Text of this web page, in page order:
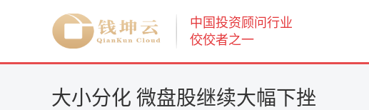
中国投资顾问行业
佼佼者之一
大小分化 微盘股继续大幅下挫